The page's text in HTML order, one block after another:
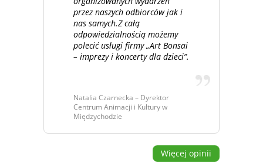
przez naszych odbiorców jak i
nas samych.Z całą
odpowiedzialnością możemy
polecić usługi firmy „Art Bonsai
– imprezy i koncerty dla dzieci”.
Natalia Czarnecka – Dyrektor
Centrum Animacji i Kultury w
Międzychodzie
Więcej opinii